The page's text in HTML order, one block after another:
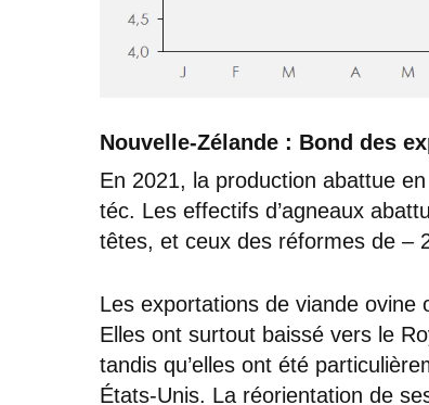
Nouvelle-Zélande : Bond des
En 2021, la production abattue en
téc. Les effectifs d’agneaux
têtes, et ceux des réformes de –
Les exportations de viande
Elles ont surtout baissé vers le
tandis qu’elles ont été
États-Unis. La réorientation de